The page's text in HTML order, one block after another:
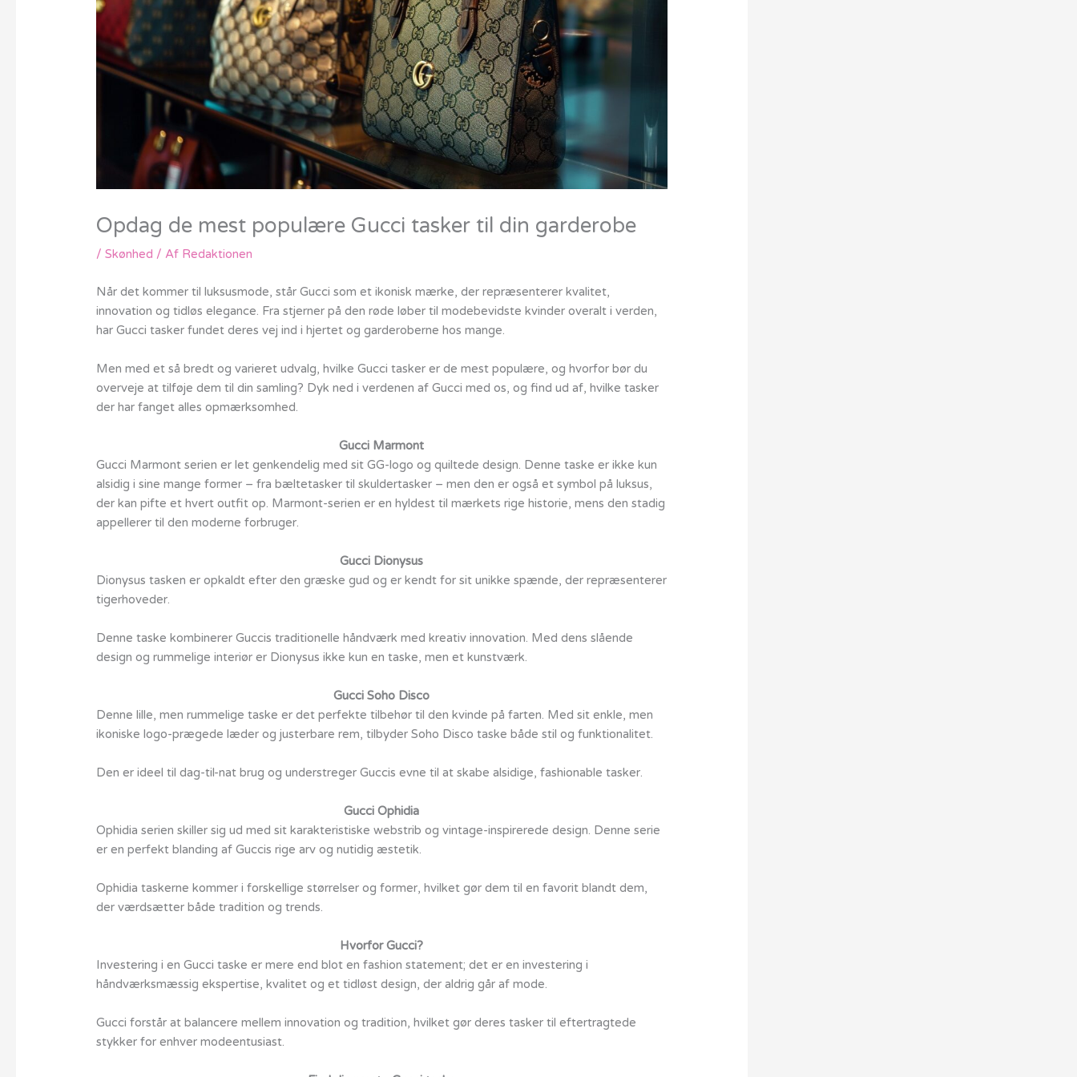
Opdag de mest populære Gucci tasker til din garderobe
/Skønhed / Af Redaktionen
Når det kommer til luksusmode, står Gucci som et ikonisk mærke, der repræsenterer kvalitet,
innovation og tidløs elegance. Fra stjerner på den røde løber til modebevidste kvinder overalt i verden,
har Gucci tasker fundet deres vej ind i hjertet og garderoberne hos mange.
Men med et så bredt og varieret udvalg, hvilke Gucci tasker er de mest populære, og hvorfor bør du
overveje at tilføje dem til din samling? Dyk ned i verdenen af Gucci med os, og find ud af, hvilke tasker
der har fanget alles opmærksomhed.
Gucci Marmont
Gucci Marmont serien er let genkendelig med sit GG-logo og quiltede design. Denne taske er ikke kun
alsidig i sine mange former – fra bæltetasker til skuldertasker – men den er også et symbol på luksus,
der kan pifte et hvert outfit op. Marmont-serien er en hyldest til mærkets rige historie, mens den stadig
appellerer til den moderne forbruger.
Gucci Dionysus
Dionysus tasken er opkaldt efter den græske gud og er kendt for sit unikke spænde, der repræsenterer
tigerhoveder.
Denne taske kombinerer Guccis traditionelle håndværk med kreativ innovation. Med dens slående
design og rummelige interiør er Dionysus ikke kun en taske, men et kunstværk.
Gucci Soho Disco
Denne lille, men rummelige taske er det perfekte tilbehør til den kvinde på farten. Med sit enkle, men
ikoniske logo-prægede læder og justerbare rem, tilbyder Soho Disco taske både stil og funktionalitet.
Den er ideel til dag-til-nat brug og understreger Guccis evne til at skabe alsidige, fashionable tasker.
Gucci Ophidia
Ophidia serien skiller sig ud med sit karakteristiske webstrib og vintage-inspirerede design. Denne serie
er en perfekt blanding af Guccis rige arv og nutidig æstetik.
Ophidia taskerne kommer i forskellige størrelser og former, hvilket gør dem til en favorit blandt dem,
der værdsætter både tradition og trends.
Hvorfor Gucci?
Investering i en Gucci taske er mere end blot en fashion statement; det er en investering i
håndværksmæssig ekspertise, kvalitet og et tidløst design, der aldrig går af mode.
Gucci forstår at balancere mellem innovation og tradition, hvilket gør deres tasker til eftertragtede
stykker for enhver modeentusiast.